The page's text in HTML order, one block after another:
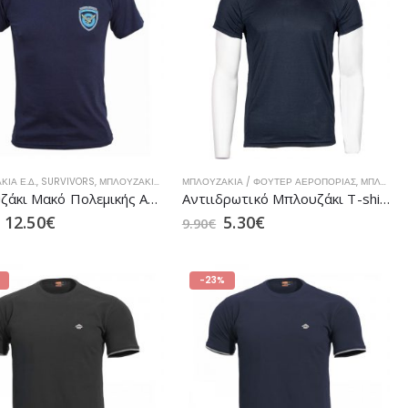
ΝΑΥΤΙΚΟΎ
/ ΦΟΎΤΕΡ ΑΕΡΟΠΟΡΊΑΣ
Ε.Δ., SURVIVORS, ΜΠΛΟΥΖΆΚΙΑ ΜΠΛΟΥΖΆΚΙΑ / ΦΟΎΤΕΡ ΑΕΡΟΠΟΡΊΑΣ
Μπλουζάκι Μακό Πολεμικής Αεροπορίας με Στάμπα Μπλε της SURVIVORS (00499)
12.50€
ΜΠΛΟΥΖΆΚΙΑ / ΦΟΎΤΕΡ ΑΕΡΟΠΟΡΊΑΣ, ΜΠΛΟΥΖΆΚΙΑ
Αντιιδρωτικό Μπλουζάκι T-shirt Quick Dry Μπλε της MRK
9.90€ 5.30€
-23%